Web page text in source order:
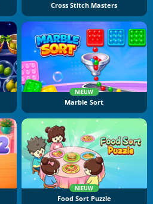
Cross Stitch Masters
NIEUW
Marble Sort
NIEUW
Food Sort Puzzle